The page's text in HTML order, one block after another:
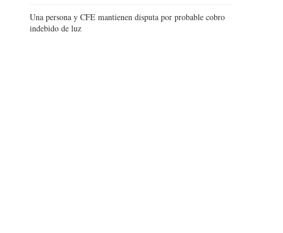
Una persona y CFE mantienen disputa por probable cobro
indebido de luz